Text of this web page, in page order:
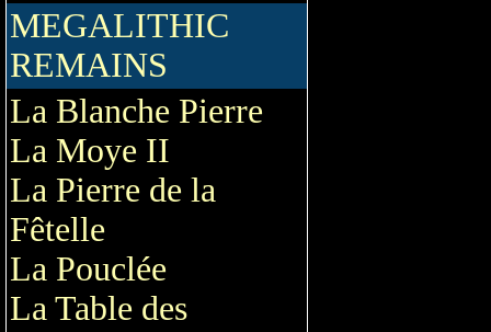
MEGALITHIC
REMAINS
La Blanche Pierre
La Moye II
La Pierre de la
Fêtelle
La Pouclée
La Table des